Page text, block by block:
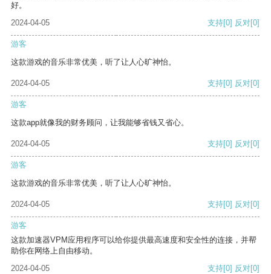
好。
2024-04-05
支持[0] 反对[0]
游客
这款游戏的音乐非常优美，听了让人心旷神怡。
2024-04-05 支持[0] 反对[0]
游客
这款app就像我的财务顾问，让我能够省钱又省心。
2024-04-05 支持[0] 反对[0]
游客
这款游戏的音乐非常优美，听了让人心旷神怡。
2024-04-05 支持[0] 反对[0]
游客
这款加速器VPM应用程序可以给你提供最高速度和安全性的连接，并帮
助你在网络上自由移动。
2024-04-05
支持[0] 反对[0]